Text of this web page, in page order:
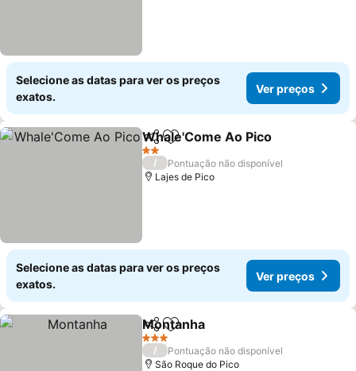
Selecione as datas para ver os preços
exatos.
Ver preços
PartilharAdicionar aos favoritos
Whale'Come Ao Pico
2 Estrelas
/
Pontuação não disponível
Lajes de Pico
Selecione as datas para ver os preços
exatos.
Ver preços
PartilharAdicionar aos favoritos
Montanha
3 Estrelas
/
Pontuação não disponível
São Roque do Pico